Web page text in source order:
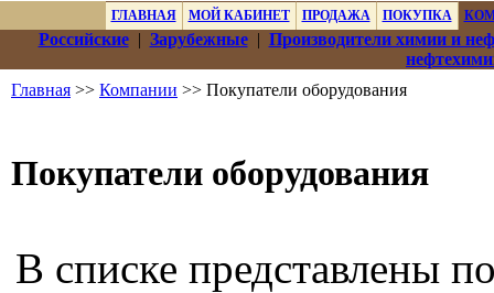
ГЛАВНАЯ МОЙ КАБИНЕТ ПРОДАЖА ПОКУПКА
Российские| Зарубежные| Производители химии и
Главная >> Компании >> Покупатели оборудования
Покупатели оборудования
В списке представлены